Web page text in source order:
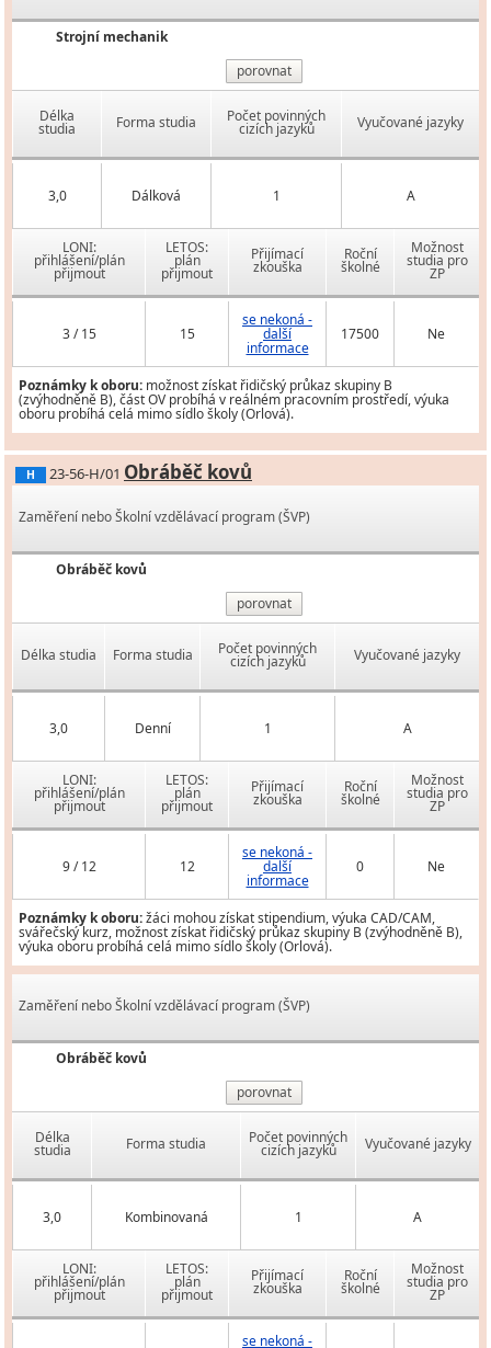
Strojní mechanik
porovnat
Délka
studia Forma studia Počet povinných
cizích jazyků Vyučované jazyky
3,0 Dálková 1 A
LONI:
přihlášení/plán
přijmout
LETOS:
plán
přijmout
Přijímací
zkouška
Roční
školné
Možnost
studia pro
ZP
3 / 15 15
se nekoná -
další
informace
17500 Ne
Poznámky k oboru: možnost získat řidičský průkaz skupiny B
(zvýhodněně B), část OV probíhá v reálném pracovním prostředí, výuka
oboru probíhá celá mimo sídlo školy (Orlová).
H 23-56-H/01 Obráběč kovů
Zaměření nebo Školní vzdělávací program (ŠVP)
Obráběč kovů
porovnat
Délka studia Forma studia Počet povinných
cizích jazyků Vyučované jazyky
3,0 Denní 1 A
LONI:
přihlášení/plán
přijmout
LETOS:
plán
přijmout
Přijímací
zkouška
Roční
školné
Možnost
studia pro
ZP
9 / 12 12
se nekoná -
další
informace
0 Ne
Poznámky k oboru:žáci mohou získat stipendium, výuka CAD/CAM,
svářečský kurz, možnost získat řidičský průkaz skupiny B (zvýhodněně B),
výuka oboru probíhá celá mimo sídlo školy (Orlová).
Zaměření nebo Školní vzdělávací program (ŠVP)
Obráběč kovů
porovnat
Délka
studia Forma studia Počet povinných
cizích jazyků Vyučované jazyky
3,0 Kombinovaná 1 A
LONI:
přihlášení/plán
přijmout
LETOS:
plán
přijmout
Přijímací
zkouška
Roční
školné
Možnost
studia pro
ZP
se nekoná -